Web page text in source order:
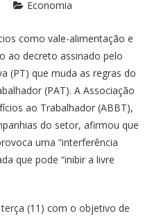
Economia
como vale-alimentação e
ao decreto assinado pelo
(PT) que muda as regras do
(PAT). A Associação
ao Trabalhador (ABBT),
do setor, afirmou que
uma “interferência
que pode “inibir a livre
(11) com o objetivo de